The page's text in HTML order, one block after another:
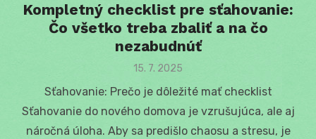
Kompletný checklist pre sťahovanie:
Čo všetko treba zbaliť a na čo
nezabudnúť
Posted
15. 7. 2025
Sťahovanie: Prečo je dôležité mať checklist
Sťahovanie do nového domova je vzrušujúca, ale aj
náročná úloha. Aby sa predišlo chaosu a stresu, je